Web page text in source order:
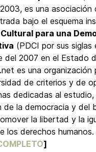
es una asociación
bajo el esquema
para una
(PDCI por sus
del 2007 en el Estado
es una organización
de criterios y de
dedicadas al
de la democracia y del
la libertad y la
los derechos humanos.
]